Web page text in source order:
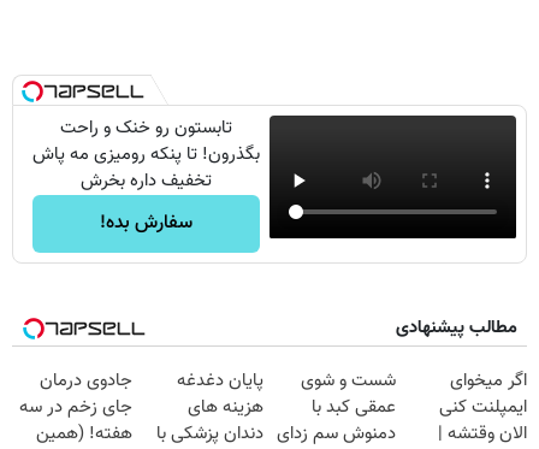
تابستون رو خنک و راحت
بگذرون! تا پنکه رومیزی مه پاش
تخفیف داره بخرش
سفارش بده!
مطالب پیشنهادی
اگر میخوای
ایمپلنت کنی
الان وقتشه |
شست و شوی
عمقی کبد با
دمنوش سم زدای
پایان دغدغه
هزینه های
دندان پزشکی با
جادوی درمان
جای زخم در سه
هفته! (همین